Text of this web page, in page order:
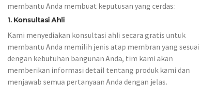
membantu Anda membuat keputusan yang cerdas:
1. Konsultasi Ahli
Kami menyediakan konsultasi ahli secara gratis untuk
membantu Anda memilih jenis atap membran yang sesuai
dengan kebutuhan bangunan Anda, tim kami akan
memberikan informasi detail tentang produk kami dan
menjawab semua pertanyaan Anda dengan jelas.